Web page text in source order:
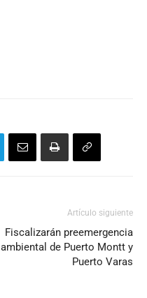
Artículo siguiente
Fiscalizarán preemergencia
ambiental de Puerto Montt y
Puerto Varas